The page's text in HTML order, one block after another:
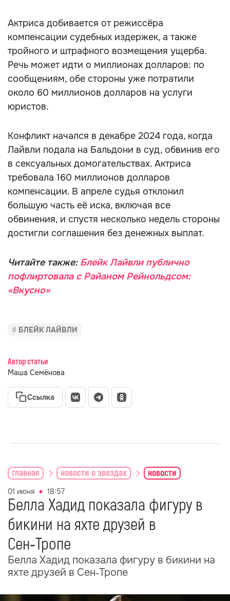
Актриса добивается от режиссёра
компенсации судебных издержек, а также
тройного и штрафного возмещения ущерба.
Речь может идти о миллионах долларов: по
сообщениям, обе стороны уже потратили
около 60 миллионов долларов на услуги
юристов.
Конфликт начался в декабре 2024 года, когда
Лайвли подала на Бальдони в суд, обвинив его
в сексуальных домогательствах. Актриса
требовала 160 миллионов долларов
компенсации. В апреле судья отклонил
большую часть её иска, включая все
обвинения, и спустя несколько недель стороны
достигли соглашения без денежных выплат.
Читайте также: Блейк Лайвли публично
пофлиртовала с Райаном Рейнольдсом:
«Вкусно»
БЛЕЙК ЛАЙВЛИ
Автор статьи
Маша Семёнова
Ссылка
главная новости о звездах новости
01 июня 18:57
Белла Хадид показала фигуру в
бикини на яхте друзей в
Сен‑Тропе
Белла Хадид показала фигуру в бикини на
яхте друзей в Сен‑Тропе